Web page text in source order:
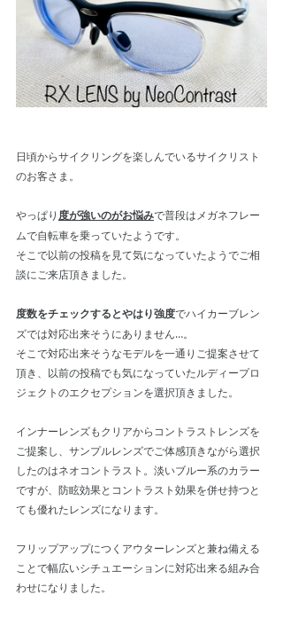
日頃からサイクリングを楽しんでいるサイクリスト
のお客さま。
やっぱり 度が強いのがお悩みで普段はメガネフレー
ムで自転車を乗っていたようです。
そこで以前の投稿を見て気になっていたようでご相
談にご来店頂きました。
度数をチェックするとやはり強度でハイカーブレン
ズでは対応出来そうにありません…。
そこで対応出来そうなモデルを一通りご提案させて
頂き、以前の投稿でも気になっていたルディープロ
ジェクトのエクセプションを選択頂きました。
インナーレンズもクリアからコントラストレンズを
ご提案し、サンプルレンズでご体感頂きながら選択
したのはネオコントラスト。淡いブルー系のカラー
ですが、防眩効果とコントラスト効果を併せ持つと
ても優れたレンズになります。
フリップアップにつくアウターレンズと兼ね備える
ことで幅広いシチュエーションに対応出来る組み合
わせになりました。